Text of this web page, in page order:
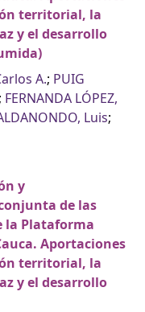
territorial, la
y el desarrollo
A.; PUIG
FERNANDA LÓPEZ,
Luis;
y
de las
la Plataforma
Aportaciones
territorial, la
y el desarrollo